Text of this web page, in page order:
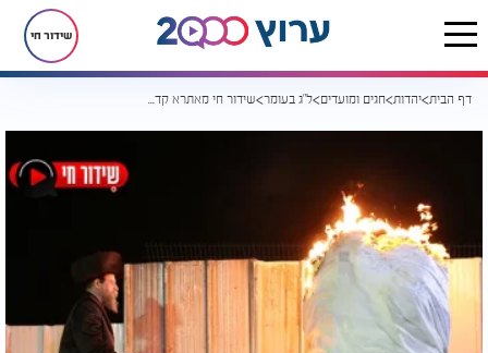
שידור חי
דף הבית יהדות חגים ומועדים ל"ג בעומר שידור חי מאתרא קדישא מירון - ל"ג בעומר תשפ"ד